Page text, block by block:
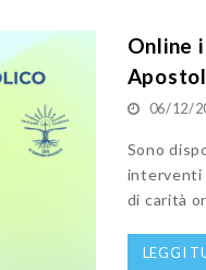
Online
06/12/
Sono
interventi
di carità
LEGGI